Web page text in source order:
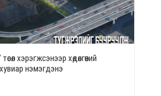
хэрэгжсэнээр хөдөлгөөний
нэмэгдэнэ